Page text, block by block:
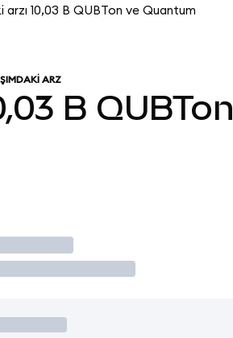
arzı 10,03 B QUBTon ve Quantum
ARZ
B QUBTon
Yap